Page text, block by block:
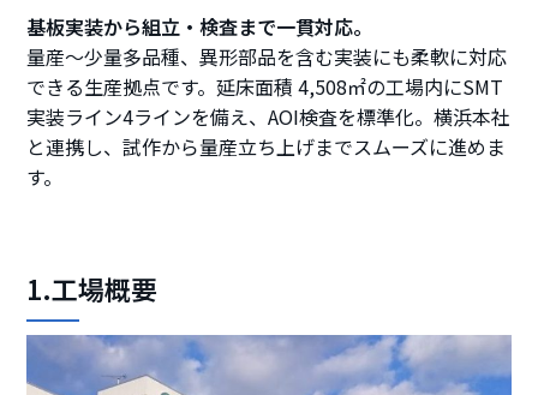
基板実装から組立・検査まで一貫対応。
量産～少量多品種、異形部品を含む実装にも柔軟に対応
できる生産拠点です。延床面積 4,508㎡の工場内にSMT
実装ライン4ラインを備え、AOI検査を標準化。横浜本社
と連携し、試作から量産立ち上げまでスムーズに進めま
す。
1.工場概要